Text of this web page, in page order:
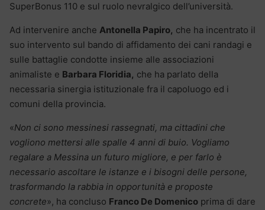
SuperBonus 110 e sul ruolo nevralgico dell’università.
Ad intervenire anche Antonella Papiro, che ha incentrato il
suo intervento sul bando di affidamento dei cani randagi e
sulle battaglie condotte insieme alle associazioni
animaliste e Barbara Floridia, che ha parlato della
necessaria sinergia istituzionale fra il capoluogo ed i
comuni della provincia.
«Non ci sono messinesi rassegnati, ma cittadini che
vogliono mettersi alle spalle 4 anni di buio. Vogliamo
regalare a Messina un futuro migliore, e per farlo è
necessario ascoltare le istanze e i bisogni delle persone,
trasformando la rabbia in opportunità e proposte
concrete», ha concluso Franco De Domenico prima di dare